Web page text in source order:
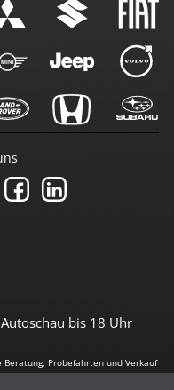
bis 18 Uhr
Probefahrten und Verkauf